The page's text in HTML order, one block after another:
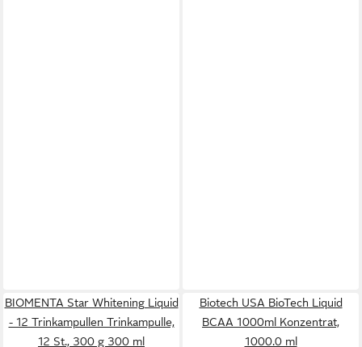
BIOMENTA Star Whitening Liquid
- 12 Trinkampullen Trinkampulle,
12 St., 300 g 300 ml
Biotech USA BioTech Liquid
BCAA 1000ml Konzentrat,
1000.0 ml